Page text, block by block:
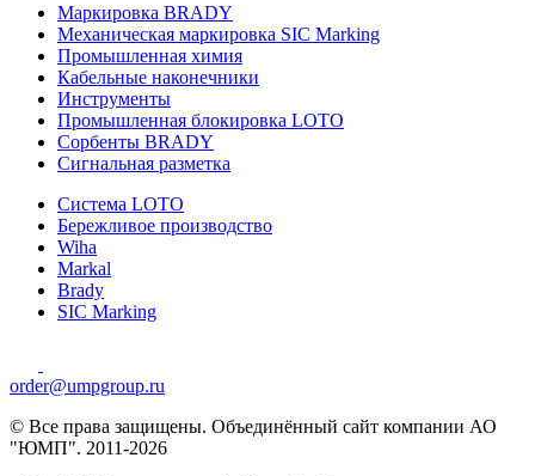
Маркировка BRADY
Механическая маркировка SIC Marking
Промышленная химия
Кабельные наконечники
Инструменты
Промышленная блокировка LOTO
Сорбенты BRADY
Сигнальная разметка
Система LOTO
Бережливое производство
Wiha
Markal
Brady
SIC Marking
order@umpgroup.ru
© Все права защищены. Объединённый сайт компании АО
"ЮМП". 2011-2026